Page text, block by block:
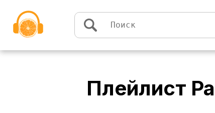
Плейлист